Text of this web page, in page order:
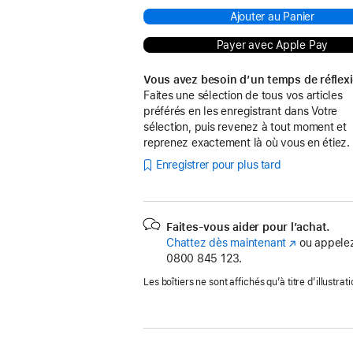
Ajouter au Panier
Payer avec Apple Pay
Vous avez besoin d’un temps de
Faites une sélection de tous vos articles
préférés en les enregistrant dans Votre
sélection, puis revenez à tout moment et
reprenez exactement là où vous en étiez.
Enregistrer pour plus tard
Faites-vous aider pour l’achat.
Chattez dès maintenant (s’ouvre
nouvelle
ou
0800 845 123.
Les boîtiers ne sont affichés qu’à titre